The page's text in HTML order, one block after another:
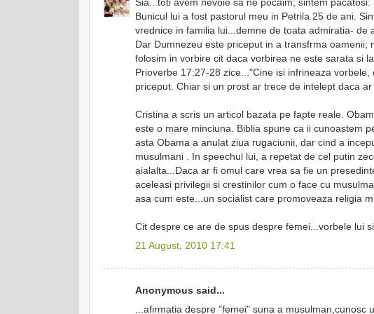
Bunicul lui a fost pastorul meu in Petrila 25 de ani.
vrednice in familia lui...demne de toata admiratia- de
Dar Dumnezeu este priceput in a transfrma
folosim in vorbire cit daca vorbirea ne este sarata si la
Prioverbe 17:27-28 zice..."Cine isi infrineaza
priceput. Chiar si un prost ar trece de intelept daca
Cristina a scris un articol bazata pe fapte reale.
este o mare minciuna. Biblia spune ca ii cunoastem
asta Obama a anulat ziua rugaciunii, dar cind a
musulmani . In speechul lui, a repetat de cel putin
aialalta...Daca ar fi omul care vrea sa fie un
aceleasi privilegii si crestinilor cum o face cu
asa cum este...un socialist care promoveaza religia
Cit despre ce are de spus despre femei...vorbele lui
21 August, 2010 17:41
Anonymous said...
...afirmatia despre "femei" suna a musulman,cunosc